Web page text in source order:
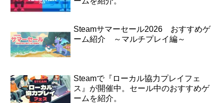
Steamサマーセール2026 おすすめゲ
ーム紹介 ～マルチプレイ編～
Steamで『ローカル協力プレイフェ
ス』が開催中。セール中のおすすめゲ
ームを紹介。